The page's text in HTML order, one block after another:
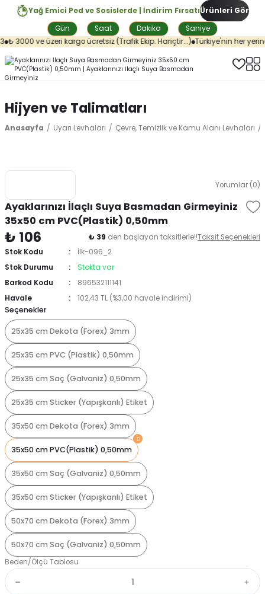
Yağ Emici Ped ve Sosislerde | İndirim Fırsatı
Gün
Saat Dakika Saniye
Ürünleri Gör
₺ 3000 ve üzeri kargo ücretsiz (Trafik Ekip. Hariçtir...) Türkiye'nin her
Hijyen ve Talimatları
Anasayfa Uyarı Levhaları Çevre, Temizlik ve Kamu Alanı Levhaları
Yorumlar (0)
Ayaklarınızı İlaçlı Suya Basmadan Girmeyiniz
35x50 cm PVC(Plastik) 0,50mm
₺ 106 ₺ 39 den başlayan taksitlerle!!Taksit Seçenekleri
Stok Kodu
İlk-096_2
Stok Durumu
Stokta var
Barkod Kodu
896532111141
Havale
102,43 TL (%3,00 havale indirimi)
Seçenekler
25x35 cm Dekota (Forex) 3mm
25x35 cm PVC (Plastik) 0,50mm
25x35 cm Saç (Galvaniz) 0,50mm
25x35 cm Sticker (Yapışkanlı) Etiket
35x50 cm Dekota (Forex) 3mm
35x50 cm PVC(Plastik) 0,50mm
35x50 cm Saç (Galvaniz) 0,50mm
35x50 cm Sticker (Yapışkanlı) Etiket
50x70 cm Dekota (Forex) 3mm
50x70 cm Saç (Galvaniz) 0,50mm
Beden/Ölçü Tablosu